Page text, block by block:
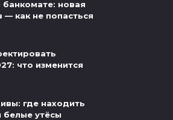
банкомате: новая
как не попасться
что изменится
где находить
утёсы